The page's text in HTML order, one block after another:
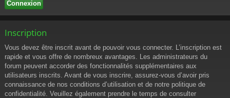
Inscription
Vous devez être inscrit avant de pouvoir vous connecter. L’inscription est
rapide et vous offre de nombreux avantages. Les administrateurs du
forum peuvent accorder des fonctionnalités supplémentaires aux
utilisateurs inscrits. Avant de vous inscrire, assurez-vous d’avoir pris
connaissance de nos conditions d’utilisation et de notre politique de
confidentialité. Veuillez également prendre le temps de consulter